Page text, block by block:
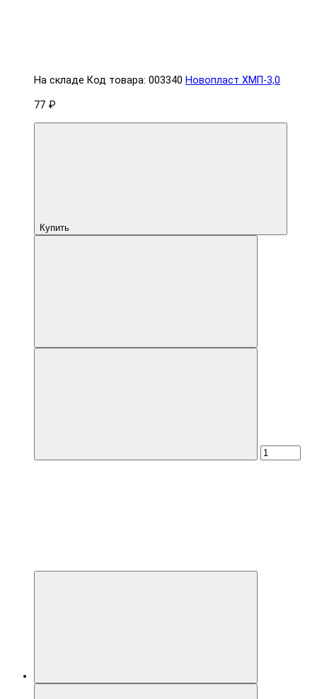
На складе Код товара: 003340 Новопласт ХМП-3,0
77 ₽
Купить